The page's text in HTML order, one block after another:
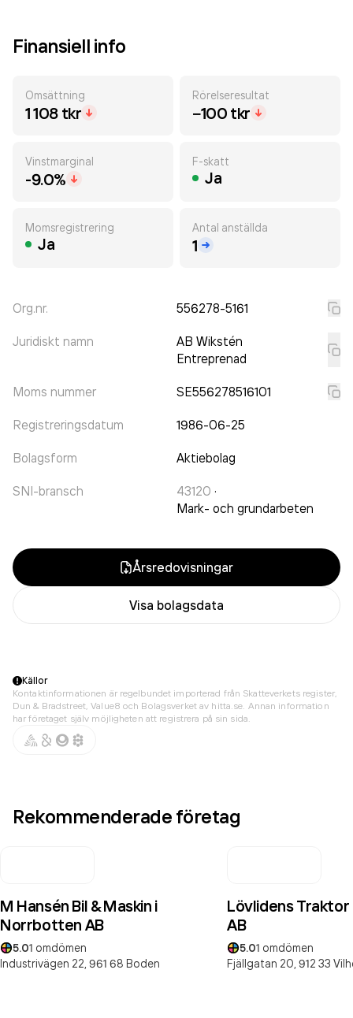
Finansiell info
Omsättning
1 108 tkr
Rörelseresultat
−100 tkr
Vinstmarginal
-9.0%
F-skatt
Ja
Momsregistrering
Ja
Antal anställda
1
Org.nr. 556278-5161
Juridiskt namn
AB Wikstén
Entreprenad
Moms nummer SE556278516101
Registreringsdatum 1986-06-25
Bolagsform Aktiebolag
SNI-bransch 43120 ·
Mark- och grundarbeten
Årsredovisningar
Visa bolagsdata
Källor
Kontaktinformationen är regelbundet importerad från Skatteverkets register,
Dun & Bradstreet, Value8 och Bolagsverket av hitta.se. Annan information
har företaget själv möjligheten att registrera på sin sida.
Rekommenderade företag
M Hansén Bil & Maskin i
Norrbotten AB
5.01 omdömen
Industrivägen 22, 961 68 Boden
Lövlidens
AB
5.01 omdömen
Fjällgatan 20, 912 33